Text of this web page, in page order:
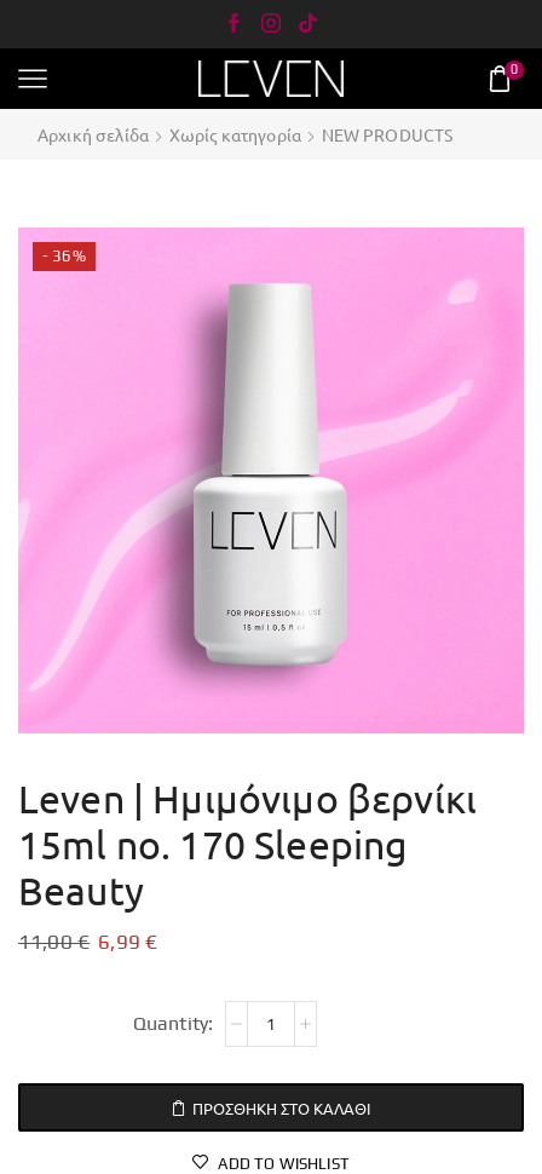
0
Αρχική σελίδα Χωρίς κατηγορία NEW PRODUCTS
- 36%
Leven | Ημιμόνιμο βερνίκι
15ml no. 170 Sleeping
Beauty
11,00€ 6,99€
ΠΡΟΣΘΉΚΗ ΣΤΟ ΚΑΛΆΘΙ
ADD TO WISHLIST